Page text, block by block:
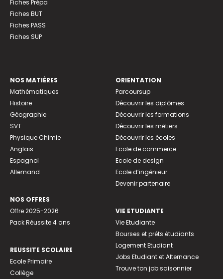
Fiches Prépa
Fiches BUT
Fiches PASS
Fiches SUP
NOS MATIÈRES
Mathématiques
Histoire
Géographie
SVT
Physique Chimie
Anglais
Espagnol
Allemand
NOS OFFRES
Offre 2025-2026
Pack Réussite 4 ans
REUSSITE SCOLAIRE
Ecole Primaire
Collège
ORIENTATION
Parcoursup
Découvrir les diplômes
Découvrir les formations
Découvrir les métiers
Découvrir les écoles
Ecole de commerce
Ecole de design
Ecole d’ingénieur
Devenir partenaire
VIE ETUDIANTE
Vie Etudiante
Bourses et prêts étudiants
Logement Etudiant
Jobs Etudiant et Alternance
Trouve ton job saisonnier